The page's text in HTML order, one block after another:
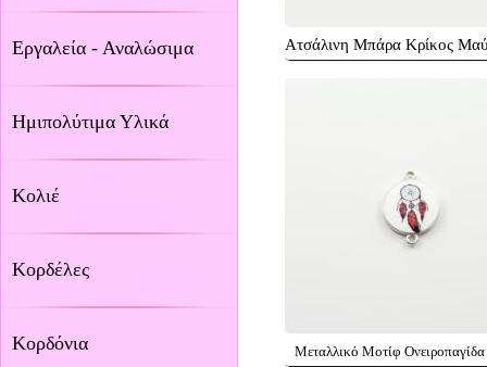
Εργαλεία - Αναλώσιμα
Ημιπολύτιμα Υλικά
Κολιέ
Κορδέλες
Κορδόνια
Ατσάλινη Μπάρα Κρίκος
Μεταλλικό Μοτίφ